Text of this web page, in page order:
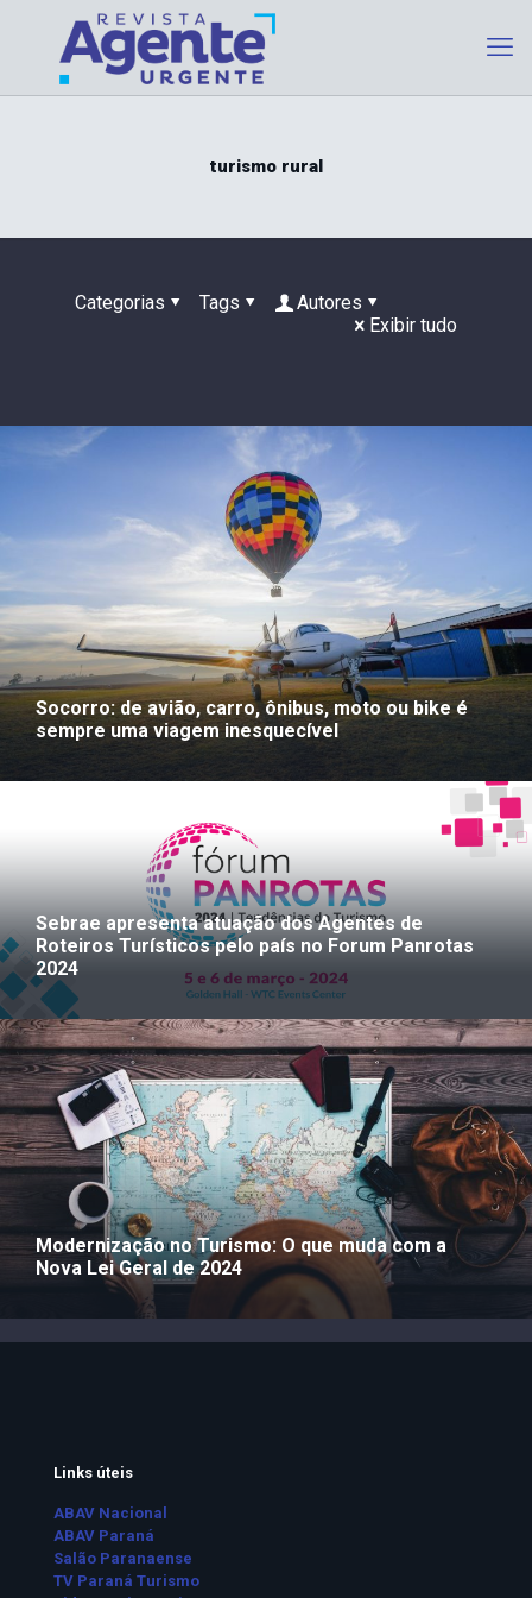
turismo rural
Categorias Tags
Autores
Exibir tudo
Socorro: de avião, carro, ônibus, moto ou bike é
sempre uma viagem inesquecível
Sebrae apresenta atuação dos Agentes de
Roteiros Turísticos pelo país no Forum Panrotas
2024
Modernização no Turismo: O que muda com a
Nova Lei Geral de 2024
Links úteis
ABAV Nacional
ABAV Paraná
Salão Paranaense
TV Paraná Turismo